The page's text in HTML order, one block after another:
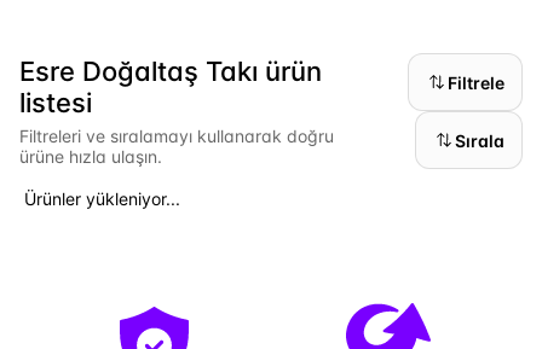
Esre Doğaltaş Takı ürün
listesi
Filtreleri ve sıralamayı kullanarak doğru
ürüne hızla ulaşın.
Filtrele
Sırala
Ürünler yükleniyor...